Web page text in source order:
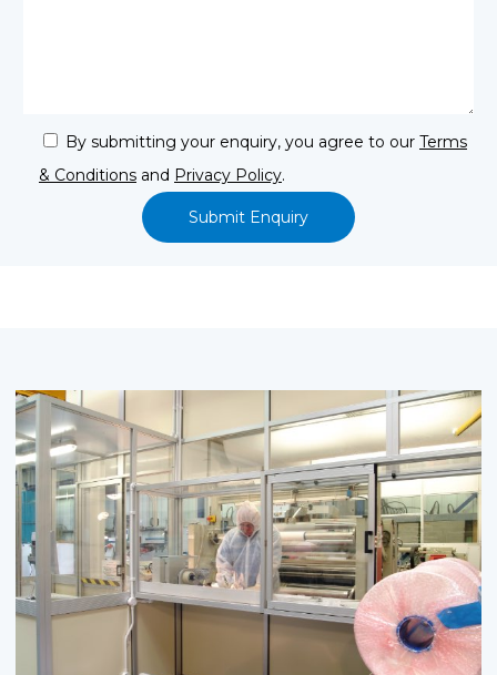
By submitting your enquiry, you agree to our Terms
& Conditions and Privacy Policy.